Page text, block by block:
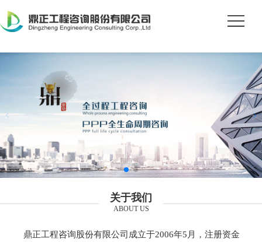
关于我们
ABOUT US
鼎正工程咨询股份有限公司成立于2006年5月，注册资金